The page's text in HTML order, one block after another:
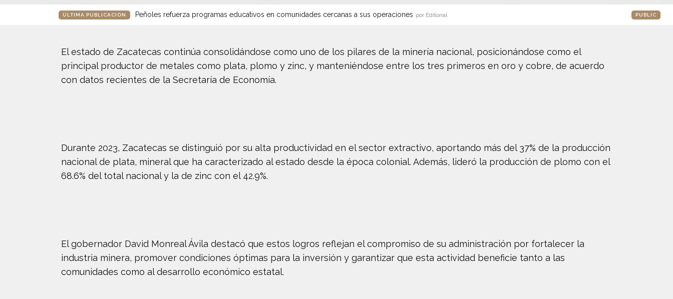
ÚLTIMA PUBLICACIÓN Peñoles refuerza programas educativos en comunidades cercanas a sus operaciones por Editorial PUBLIC
El estado de Zacatecas continúa consolidándose como uno de los pilares de la minería nacional, posicionándose como el
principal productor de metales como plata, plomo y zinc, y manteniéndose entre los tres primeros en oro y cobre, de acuerdo
con datos recientes de la Secretaría de Economía.
Durante 2023, Zacatecas se distinguió por su alta productividad en el sector extractivo, aportando más del 37% de la producción
nacional de plata, mineral que ha caracterizado al estado desde la época colonial. Además, lideró la producción de plomo con el
68.6% del total nacional y la de zinc con el 42.9%.
El gobernador David Monreal Ávila destacó que estos logros reflejan el compromiso de su administración por fortalecer la
industria minera, promover condiciones óptimas para la inversión y garantizar que esta actividad beneficie tanto a las
comunidades como al desarrollo económico estatal.